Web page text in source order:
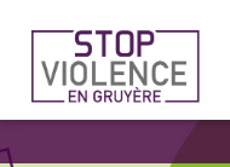
contenu